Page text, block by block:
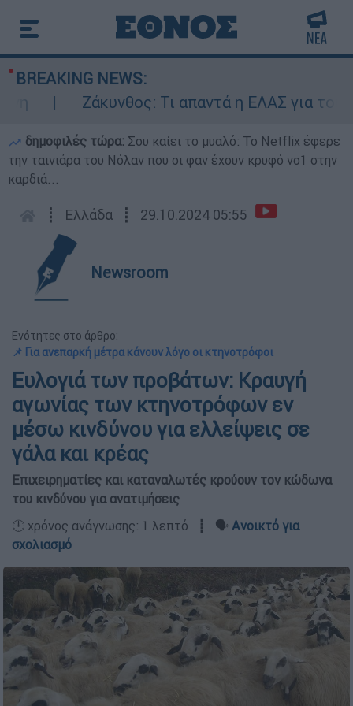
BREAKING NEWS:
Ζάκυνθος: Τι απαντά η ΕΛΑΣ για τους 8
δημοφιλές τώρα: Σου καίει το μυαλό: Το Netflix έφερε
την ταινιάρα του Νόλαν που οι φαν έχουν κρυφό νο1 στην
καρδιά...
┋ Ελλάδα ┋ 29.10.2024 05:55
Newsroom
Ενότητες στο άρθρο:
📌 Για ανεπαρκή μέτρα κάνουν λόγο οι κτηνοτρόφοι
Ευλογιά των προβάτων: Κραυγή
αγωνίας των κτηνοτρόφων εν
μέσω κινδύνου για ελλείψεις σε
γάλα και κρέας
Επιχειρηματίες και καταναλωτές κρούουν τον κώδωνα
του κινδύνου για ανατιμήσεις
🕛 χρόνος ανάγνωσης: 1 λεπτό ┋ 🗣️ Ανοικτό για
σχολιασμό